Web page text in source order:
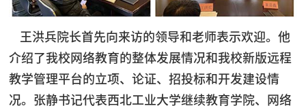
王洪兵院长首先向来访的领导和老师表示欢迎。他
介绍了我校网络教育的整体发展情况和我校新版远程
教学管理平台的立项、论证、招投标和开发建设情
况。张静书记代表西北工业大学继续教育学院、网络